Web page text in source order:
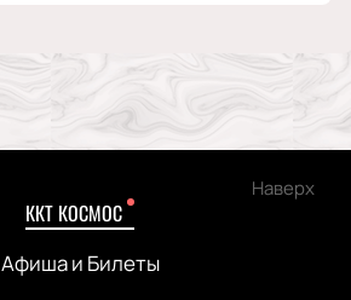
Наверх
ККТ КОСМОС
Афиша и Билеты